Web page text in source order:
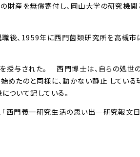
財産を無償寄付し、岡山大学の研究機
後、1959年に西門菌類研究所を高槻市
授与された。 西門博士は、自らの処世
めたのと同様に、動かない静止 してい
ついて記している。
門義一研究生活の思い出―研究報文目